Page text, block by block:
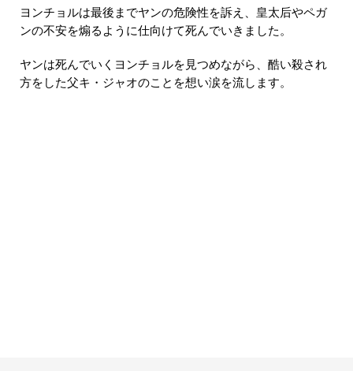
ヨンチョルは最後までヤンの危険性を訴え、皇太后やペガ
ンの不安を煽るように仕向けて死んでいきました。
ヤンは死んでいくヨンチョルを見つめながら、酷い殺され
方をした父キ・ジャオのことを想い涙を流します。